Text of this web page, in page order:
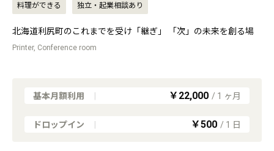
料理ができる 独立・起業相談あり
北海道利尻町のこれまでを受け「継ぎ」 「次」の未来を創る場
Printer, Conference room
基本月額利用 ￥22,000 / 1 ヶ月
ドロップイン ￥500 / 1 日